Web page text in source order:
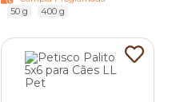
50 g
400 g